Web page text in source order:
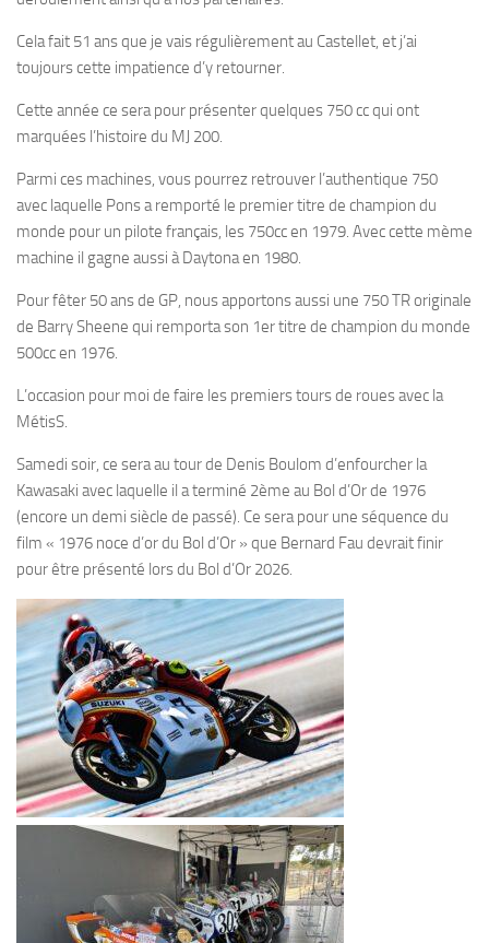
Cela fait 51 ans que je vais régulièrement au Castellet, et j’ai
toujours cette impatience d’y retourner.
Cette année ce sera pour présenter quelques 750 cc qui ont
marquées l’histoire du MJ 200.
Parmi ces machines, vous pourrez retrouver l’authentique 750
avec laquelle Pons a remporté le premier titre de champion du
monde pour un pilote français, les 750cc en 1979. Avec cette mème
machine il gagne aussi à Daytona en 1980.
Pour fêter 50 ans de GP, nous apportons aussi une 750 TR originale
de Barry Sheene qui remporta son 1er titre de champion du monde
500cc en 1976.
L’occasion pour moi de faire les premiers tours de roues avec la
MétisS.
Samedi soir, ce sera au tour de Denis Boulom d’enfourcher la
Kawasaki avec laquelle il a terminé 2ème au Bol d’Or de 1976
(encore un demi siècle de passé). Ce sera pour une séquence du
film « 1976 noce d’or du Bol d’Or » que Bernard Fau devrait finir
pour être présenté lors du Bol d’Or 2026.